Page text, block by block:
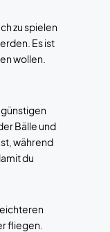
zu spielen
Es ist
wollen.
Bälle und
während
du
fliegen.